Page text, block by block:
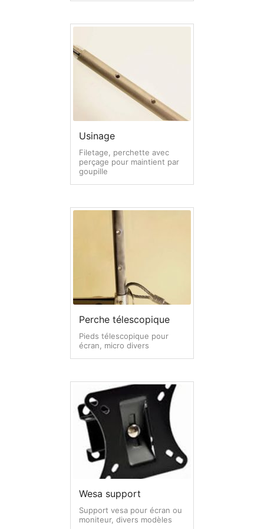
Accessoires 19 pouces
Etagère, glissières & tiroir rack 19 pouces
Lumière & courant pour rack 19 pouces
Panneaux racks 19 pouces
Visserie & rondelles
Usinage
Filetage, perchette avec
perçage pour maintient par
goupille
Perche télescopique
Pieds télescopique pour
écran, micro divers
Wesa support
Support vesa pour écran ou
moniteur, divers modèles